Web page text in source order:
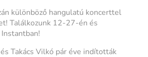
különböző hangulatú koncerttel
Találkozunk 12-27-én és
Takács Vilkó pár éve indították